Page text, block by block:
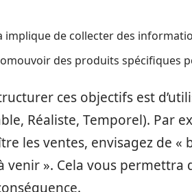
implique de collecter des
des produits spécifiques
ces objectifs est
Réaliste, Temporel). Par
les ventes, envisagez de «
». Cela vous permettra